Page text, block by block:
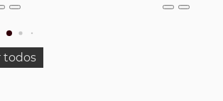
todos